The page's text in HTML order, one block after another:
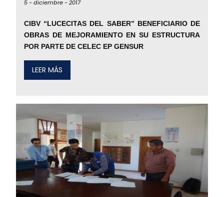
5 -diciembre -2017
CIBV “LUCECITAS DEL SABER” BENEFICIARIO DE
OBRAS DE MEJORAMIENTO EN SU ESTRUCTURA
POR PARTE DE CELEC EP GENSUR
LEER MÁS